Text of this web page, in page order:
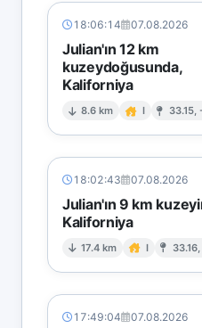
18:06:14 07.08.2026
Julian'ın 12 km
kuzeydoğusunda,
Kaliforniya
8.6 km I 33.15,
18:02:43 07.08.2026
Julian'ın 9 km
Kaliforniya
17.4 km I
17:49:04 07.08.2026